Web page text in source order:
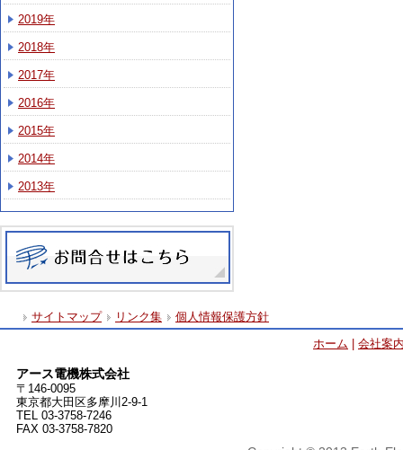
2019年
2018年
2017年
2016年
2015年
2014年
2013年
サイトマップ リンク集
個人情報保護方針
ホーム
会社案
アース電機株式会社
〒146-0095
東京都大田区多摩川2-9-1
TEL 03-3758-7246
FAX 03-3758-7820